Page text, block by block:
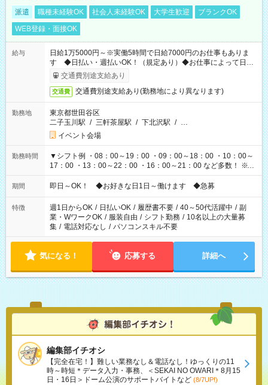
派遣 職種未経験OK 社会人未経験OK 大学生歓迎
ブランクOK
WEB登録・面接OK
給与
日給1万5000円～※実働5時間で日給7000円のお仕事もありま
す ◆日払い・週払いOK！（規定あり）◆お仕事によって日給
も異なります
交通費別途支給あり
交通費 交通費別途支給あり(勤務地により異なります)
勤務地
東京都世田谷区
二子玉川駅 / 三軒茶屋駅 / 下北沢駅 / …
イベント会場
勤務時間
▼シフト例 ・08：00～19：00 ・09：00～18：00 ・10：00～
17：00 ・13：00～22：00 ・16：00～21：00 など多数！ ※お
仕事により勤務時間が異なります
期間 即日～OK！ ◆お好きな日1日～働けます ◆急募
特徴 週1日からOK / 日払いOK / 履歴書不要 / 40～50代活躍中 / 副
業・WワークOK / 服装自由 / シフト勤務 / 10名以上の大量募
集 / 電話対応なし / パソコンスキル不要
気になる！ 応募する 詳細へ
編集部イチオシ
【完全在宅！】難しい業務なし＆電話なし！ゆっくりの11
時～時短＊データ入力・事務、＜SEKAI NO OWARI＊8月15
日・16日＞ドーム公演のサポートバイトなど (8/7UP!)